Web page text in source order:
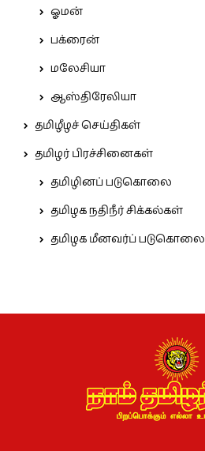
ஓமன்
பக்ரைன்
மலேசியா
ஆஸ்திரேலியா
தமிழீழச் செய்திகள்
தமிழர் பிரச்சினைகள்
தமிழினப் படுகொலை
தமிழக நதிநீர் சிக்கல்கள்
தமிழக மீனவர்ப் படுகொலை